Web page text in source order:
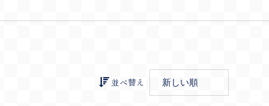
並べ替え